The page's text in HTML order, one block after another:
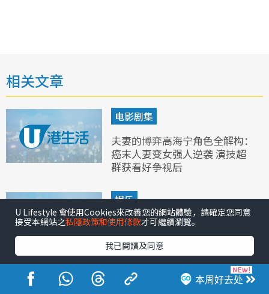
相关文章
电影剧集
夫妻的博弈高海宁角色全解构：
癌末人妻变女强人逆袭 演技超
群获看好争视后
娱乐
夫妇的博弈｜《呆佬拜寿》“奶
奶”黄文慧惊喜登场！相隔40年
重返TVB全因一原因
电影剧集 本周好去处
U Lifestyle 會使用Cookies來改善您的網站體驗，請確定您同意
接受本網站之私隱政策和使用條款才可繼續瀏覽。
我已閱讀及同意